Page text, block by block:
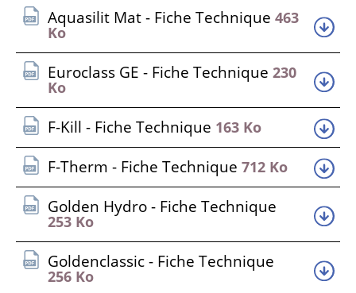
Aquasilit Mat - Fiche Technique 463
Ko
Euroclass GE - Fiche Technique 230
Ko
F-Kill - Fiche Technique 163 Ko
F-Therm - Fiche Technique 712 Ko
Golden Hydro - Fiche Technique
253 Ko
Goldenclassic - Fiche Technique
256 Ko